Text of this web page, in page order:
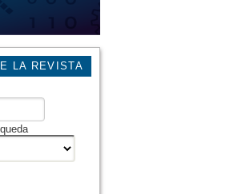
LA REVISTA